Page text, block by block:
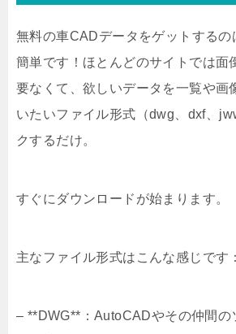
無料の車CADデータをゲットするの
簡単です！ほとんどのサイトでは面
要なくて、欲しいデータを一覧や画
いたいファイル形式（dwg、dxf、
クするだけ。
すぐにダウンロードが始まります。
主なファイル形式はこんな感じです：
– **DWG**：AutoCADやその仲間の